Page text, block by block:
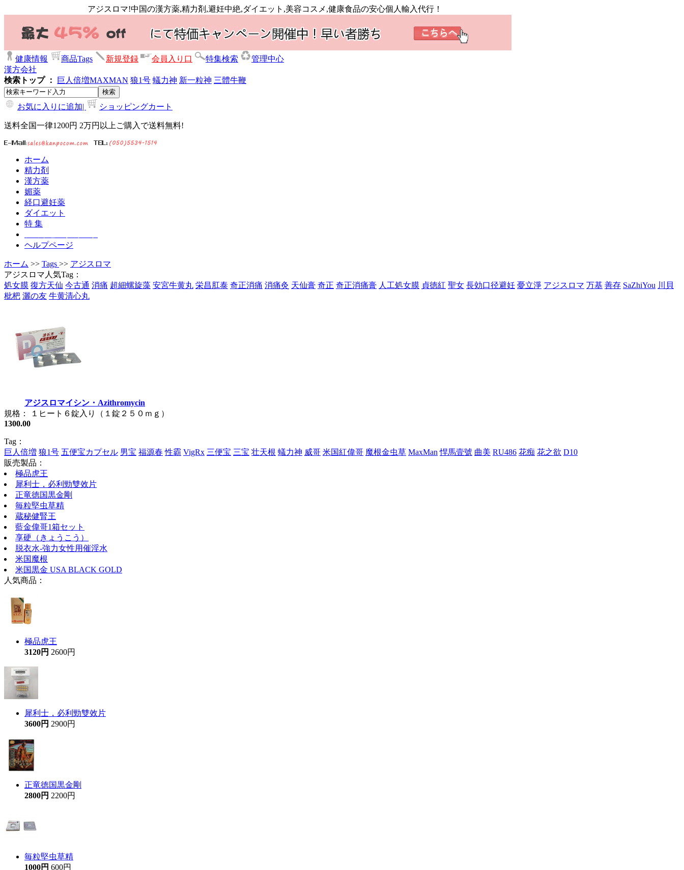
アジスロマ!中国の漢方薬,精力剤,避妊中絶,ダイエット,美容コスメ,健康食品の安心個人輸入代行！
健康情報 商品Tags 新規登録 会員入り口 特集検索
管理中心
漢方会社
検索トップ ：
巨人倍増MAXMAN 狼1号 蟻力神 新一粒神 三體牛鞭
お気に入りに追加| ショッピングカート
送料全国一律1200円 2万円以上ご購入で送料無料!
ホーム
精力剤
漢方薬
媚薬
経口避妊薬
ダイエット
特 集
ヘルプページ
ホーム >> Tags >> アジスロマ
アジスロマ人気Tag：
処女膜 復方天仙 今古通 消痛 超細螺旋藻 安宮牛黄丸 栄昌肛泰 奇正消痛 消痛灸 天仙膏 奇正 奇正消痛膏 人工処女膜 貞徳紅 聖女 長効口径避妊 憂立淨 アジスロマ 万基 善存 SaZhiYou 川貝
枇杷 灑の友 牛黄清心丸
アジスロマイシン・Azithromycin
規格： １ヒート６錠入り（１錠２５０ｍｇ）
1300.00
Tag：
巨人倍増 狼1号 五便宝カプセル 男宝 福源春 性霸 VigRx 三便宝 三宝 壮天根 蟻力神 威哥 米国紅偉哥 魔根金虫草 MaxMan 悍馬壹號 曲美 RU486 花痴 花之欲 D10
販売製品：
極品虎王
犀利士，必利勁雙效片
正竜徳国黒金剛
毎粒堅虫草精
蔵秘健腎王
藍金偉哥1箱セット
享硬（きょうこう）
脱衣水-強力女性用催淫水
米国魔根
米国黒金 USA BLACK GOLD
人気商品：
極品虎王
3120円 2600円
犀利士，必利勁雙效片
3600円 2900円
正竜徳国黒金剛
2800円 2200円
毎粒堅虫草精
1000円 600円